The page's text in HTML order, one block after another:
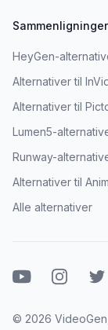
Sammenligninger
HeyGen-
Alternativer til
Alternativer til
Lumen5-
Runway-
Alternativer til
Alle alternativer
YouTubeInstagram
© 2026